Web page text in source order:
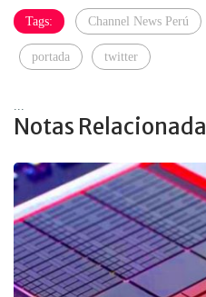
Tags: Channel News Perú
portada twitter
...
Notas